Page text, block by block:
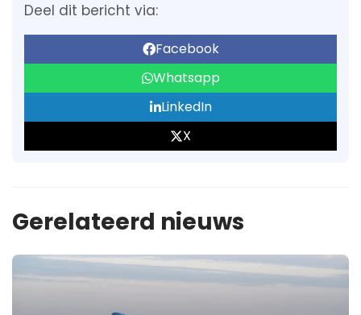
Deel dit bericht via:
Facebook
Whatsapp
LinkedIn
X
Gerelateerd nieuws